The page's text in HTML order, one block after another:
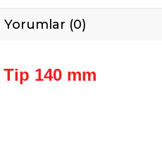
Yorumlar (0)
140 mm